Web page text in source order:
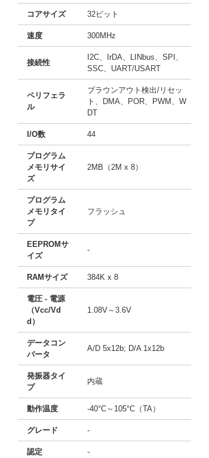
コアサイズ 32ビット
速度 300MHz
接続性
I2C、IrDA、LINbus、SPI、
SSC、UART/USART
ペリフェラ
ル
ブラウンアウト検出/リセッ
ト、DMA、POR、PWM、W
DT
I/O数 44
プログラム
メモリサイ
ズ
2MB（2M x 8）
プログラム
メモリタイ
プ
フラッシュ
EEPROMサ
イズ
-
RAMサイズ 384K x 8
電圧 - 電源
（Vcc/Vd
d）
1.08V～3.6V
データコン
バータ
A/D 5x12b; D/A 1x12b
発振器タイ
プ
内蔵
動作温度 -40°C～105°C（TA）
グレード -
認定 -